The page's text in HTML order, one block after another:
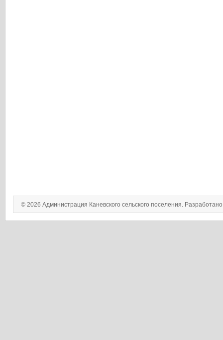
© 2026 Администрация Каневского сельского поселения.